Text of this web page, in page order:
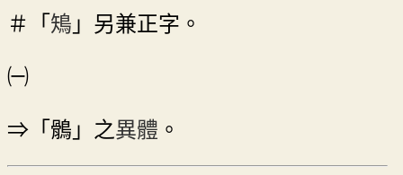
＃「 鴙 」另兼正字。
㈠
⇒「鶻」之異體 。